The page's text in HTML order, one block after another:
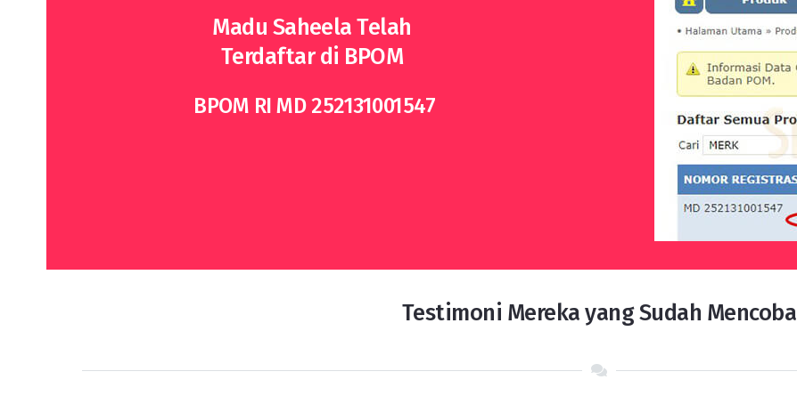
Madu Saheela Telah
Terdaftar di BPOM
BPOM RI MD 252131001547
Testimoni Mereka yang Sudah Mencoba